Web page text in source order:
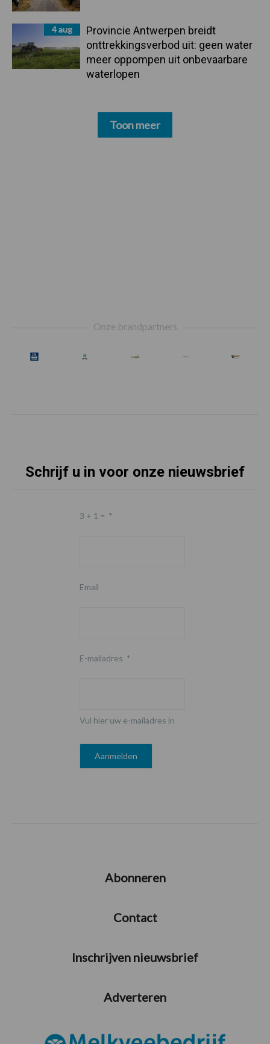
4 aug
Provincie Antwerpen breidt
onttrekkingsverbod uit: geen water
meer oppompen uit onbevaarbare
waterlopen
Toon meer
Onze brandpartners
Schrijf u in voor onze nieuwsbrief
3 + 1 = *
Email
E-mailadres *
Vul hier uw e-mailadres in
Abonneren
Contact
Inschrijven nieuwsbrief
Adverteren